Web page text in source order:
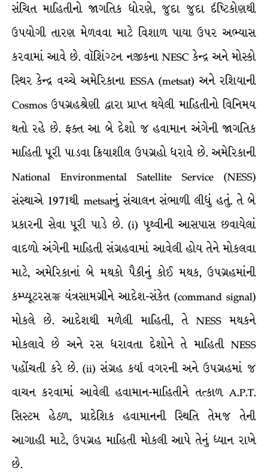
સંચિત માહિતીનો જાગતિક ધોરણે, જુદા જુદા ર્દષ્ટિકોણથી
ઉપયોગી તારણ મેળવવા માટે વિશાળ પાયા ઉપર અભ્યાસ
કરવામાં આવે છે. વૉશિંગ્ટન નજીકના NESC કેન્દ્ર અને મોસ્કો
સ્થિર કેન્દ્ર વચ્ચે અમેરિકાના ESSA (metsat) અને રશિયાની
Cosmos ઉપગ્રહશ્રેણી દ્વારા પ્રાપ્ત થયેલી માહિતીનો વિનિમય
થતો રહે છે. ફક્ત આ બે દેશો જ હવામાન અંગેની જાગતિક
માહિતી પૂરી પાડવા ક્રિયાશીલ ઉપગ્રહો ધરાવે છે. અમેરિકાની
National Environmental Satellite Service (NESS)
સંસ્થાએ 1971થી metsatનું સંચાલન સંભાળી લીધું હતું. તે બે
પ્રકારની સેવા પૂરી પાડે છે. (i) પૃથ્વીની આસપાસ છવાયેલાં
વાદળો અંગેની માહિતી સંગ્રહવામાં આવેલી હોય તેને મોકલવા
માટે, અમેરિકાનાં બે મથકો પૈકીનું કોઈ મથક, ઉપગ્રહમાંની
કમ્પ્યૂટરસજ્જ યંત્રસામગ્રીને આદેશ-સંકેત (command signal)
મોકલે છે. આદેશથી મળેલી માહિતી, તે NESS મથકને
મોકલાવે છે અને રસ ધરાવતા દેશોને તે માહિતી NESS
પહોંચતી કરે છે. (ii) સંગ્રહ કર્યા વગરની અને ઉપગ્રહમાં જ
વાચન કરવામાં આવેલી હવામાન-માહિતીને તત્કાળ A.P.T.
સિસ્ટમ હેઠળ, પ્રાદેશિક હવામાનની સ્થિતિ તેમજ તેની
આગાહી માટે, ઉપગ્રહ માહિતી મોકલી આપે તેનું ધ્યાન રાખે
છે.